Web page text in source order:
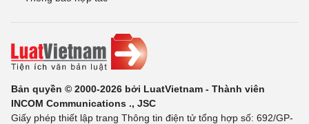
Bản quyền © 2000-2026 bởi LuatVietnam - Thành viên
INCOM Communications ., JSC
Giấy phép thiết lập trang Thông tin điện tử tổng hợp số: 692/GP-